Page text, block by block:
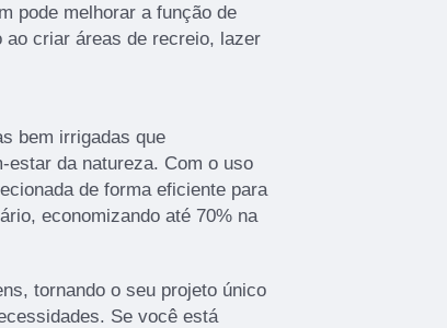
pode melhorar a função de
ao criar áreas de recreio, lazer
bem irrigadas que
estar da natureza. Com o uso
de forma eficiente para
economizando até 70% na
tornando o seu projeto único
Se você está